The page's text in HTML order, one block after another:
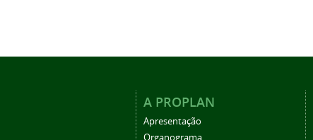
A PROPLAN
Apresentação
Organograma